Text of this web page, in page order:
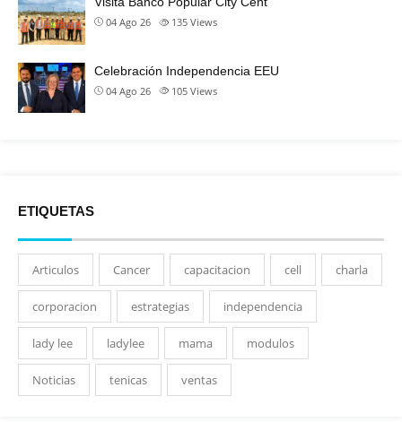
04 Ago 26 135 Views
Celebración Independencia EEU
04 Ago 26 105 Views
ETIQUETAS
Articulos Cancer capacitacion cell charla
corporacion estrategias independencia
lady lee ladylee mama modulos
Noticias tenicas ventas